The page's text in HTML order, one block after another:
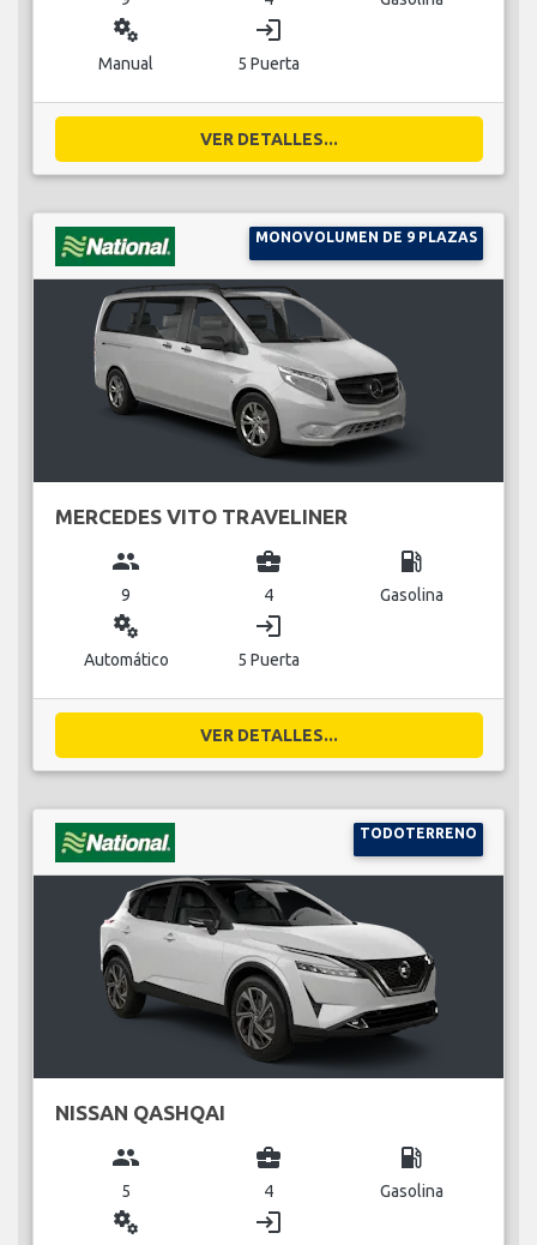
miscellaneous_services
Manual
login
5 Puerta
VER DETALLES...
MONOVOLUMEN DE 9 PLAZAS
MERCEDES VITO TRAVELINER
group
9
business_center
4
local_gas_station
Gasolina
miscellaneous_services
Automático
login
5 Puerta
VER DETALLES...
TODOTERRENO
NISSAN QASHQAI
group
5
business_center
4
local_gas_station
Gasolina
miscellaneous_services login